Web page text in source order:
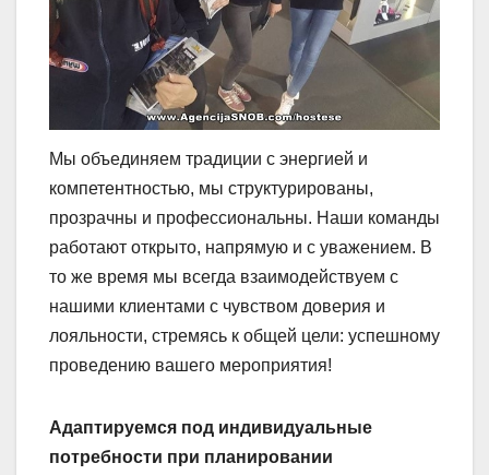
Мы объединяем традиции с энергией и
компетентностью, мы структурированы,
прозрачны и профессиональны. Наши команды
работают открыто, напрямую и с уважением. В
то же время мы всегда взаимодействуем с
нашими клиентами с чувством доверия и
лояльности, стремясь к общей цели: успешному
проведению вашего мероприятия!
Адаптируемся под индивидуальные
потребности при планировании